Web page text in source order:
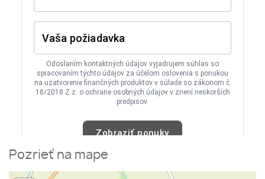
Pozrieť na mape